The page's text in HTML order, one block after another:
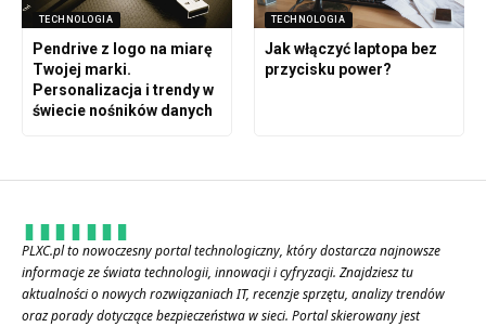
TECHNOLOGIA
Pendrive z logo na miarę
Twojej marki.
Personalizacja i trendy w
świecie nośników danych
TECHNOLOGIA
Jak włączyć laptopa bez
przycisku power?
PLXC.pl to nowoczesny portal technologiczny, który dostarcza najnowsze
informacje ze świata technologii, innowacji i cyfryzacji. Znajdziesz tu
aktualności o nowych rozwiązaniach IT, recenzje sprzętu, analizy trendów
oraz porady dotyczące bezpieczeństwa w sieci. Portal skierowany jest